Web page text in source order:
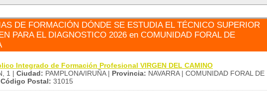
DE FORMACIÓN DÓNDE SE ESTUDIA EL TÉCNICO SUPERIOR
PARA EL DIAGNOSTICO 2026 en COMUNIDAD FORAL DE
Integrado de Formación Profesional VIRGEN DEL CAMINO
1 | Ciudad: PAMPLONA/IRUÑA | Provincia: NAVARRA | COMUNIDAD FORAL DE
Código Postal: 31015